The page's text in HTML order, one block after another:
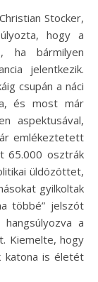
hogy a
ha bármilyen
jelentkezik.
csupán a náci
és most már
aspektusával,
emlékeztetett
65.000 osztrák
üldözöttet,
gyilkoltak
többé” jelszót
a
Kiemelte, hogy
katona is életét